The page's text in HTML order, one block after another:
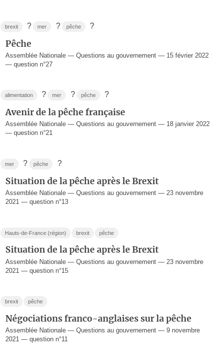
brexit ? mer ? pêche ?
Pêche
Assemblée Nationale — Questions au gouvernement — 15 février 2022
— question n°27
alimentation ? mer ? pêche ?
Avenir de la pêche française
Assemblée Nationale — Questions au gouvernement — 18 janvier 2022
— question n°21
mer ? pêche ?
Situation de la pêche après le Brexit
Assemblée Nationale — Questions au gouvernement — 23 novembre
2021 — question n°13
Hauts-de-France (région) brexit pêche
Situation de la pêche après le Brexit
Assemblée Nationale — Questions au gouvernement — 23 novembre
2021 — question n°15
brexit pêche
Négociations franco-anglaises sur la pêche
Assemblée Nationale — Questions au gouvernement — 9 novembre
2021 — question n°11